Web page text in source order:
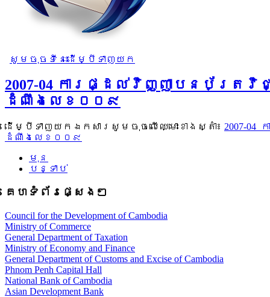
សូមចុចទីនេះដើម្បីទាញយក
2007-04​ ការផ្ដល់វិញ្ញាបនប័ត្រ
ដំណឹងលេខ០០៩
ដើម្បីទាញយកឯកសារសូមចុចលើឈ្មោះខាងស្តាំ៖ 2007-
ដំណឹងលេខ០០៩
មុន
បន្ទាប់
គេហទំព័រផ្សេងៗ
Council for the Development of Cambodia
Ministry of Commerce
General Department of Taxation
Ministry of Economy and Finance
General Department of Customs and Excise of Cambodia
Phnom Penh Capital Hall
National Bank of Cambodia
Asian Development Bank